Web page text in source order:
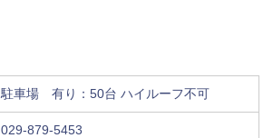
駐車場 有り：50台 ハイルーフ不可
029-879-5453